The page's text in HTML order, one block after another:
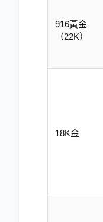
916黃金
（22K）
18K金